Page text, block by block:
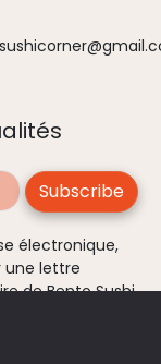
mail.
électronique,
une lettre
de Bento Sushi
de désinscription